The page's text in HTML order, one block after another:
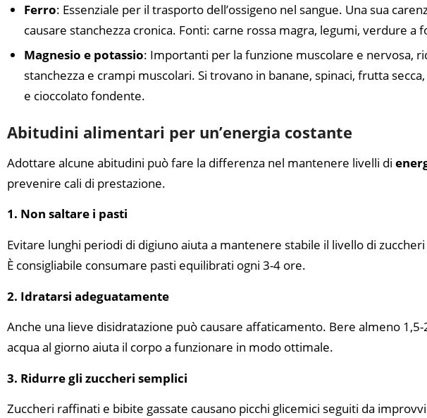
Ferro: Essenziale per il trasporto dell’ossigeno nel sangue. Una sua
causare stanchezza cronica. Fonti: carne rossa magra, legumi, verdure a
Magnesio e potassio: Importanti per la funzione muscolare e nervosa,
stanchezza e crampi muscolari. Si trovano in banane, spinaci, frutta
e cioccolato fondente.
Abitudini alimentari per un’energia costante
Adottare alcune abitudini può fare la differenza nel mantenere livelli di
prevenire cali di prestazione.
1. Non saltare i pasti
Evitare lunghi periodi di digiuno aiuta a mantenere stabile il livello di
È consigliabile consumare pasti equilibrati ogni 3-4 ore.
2. Idratarsi adeguatamente
Anche una lieve disidratazione può causare affaticamento. Bere almeno
acqua al giorno aiuta il corpo a funzionare in modo ottimale.
3. Ridurre gli zuccheri semplici
Zuccheri raffinati e bibite gassate causano picchi glicemici seguiti da